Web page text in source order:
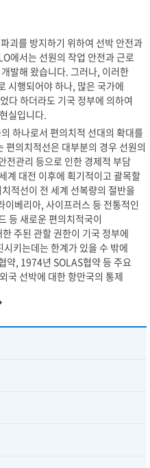
괴를 방지하기 위하여 선박 안전과
에서는 선원의 작업 안전과 근로
발해 왔습니다. 그러나, 이러한
시행되어야 하나, 많은 국가에
다 하더라도 기국 정부에 의하여
실입니다.
하나로서 편의치적 선대의 확대를
편의치적선은 대부분의 경우 선원의
전관리 등으로 인한 경제적 부담
계 대전 이후에 획기적이고 괄목할
적선이 전 세계 선복량의 절반을
베리아, 사이프러스 등 전통적인
등 새로운 편의치적국이
주된 관할 권한이 기국 정부에
키는데는 한계가 있을 수 밖에
약, 1974년 SOLAS협약 등 주요
국 선박에 대한 항만국의 통제